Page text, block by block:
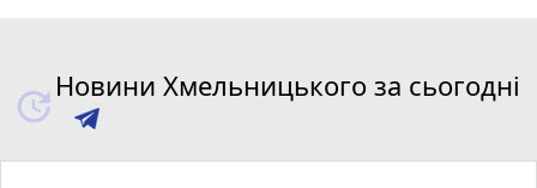
Новини Хмельницького за сьогодні